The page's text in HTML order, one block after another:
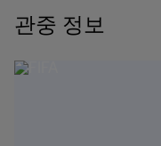
관중 정보